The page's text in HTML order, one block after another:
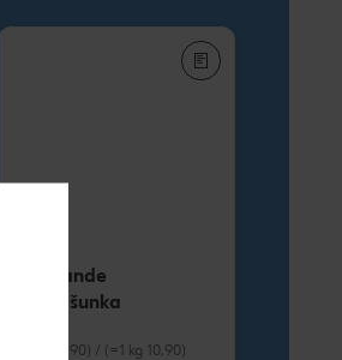
La Grande
Berto šunka
(=1 kg 11,90) / (=1 kg 10,90)